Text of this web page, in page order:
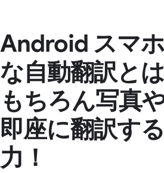
Android スマ
な自動翻訳と
もちろん写真
即座に翻訳す
力！